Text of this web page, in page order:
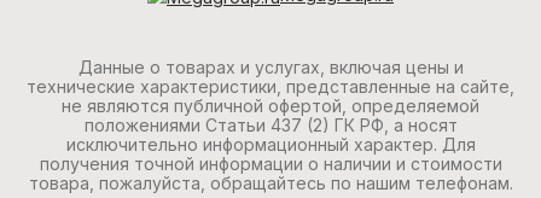
Данные о товарах и услугах, включая цены и
технические характеристики, представленные на сайте,
не являются публичной офертой, определяемой
положениями Статьи 437 (2) ГК РФ, а носят
исключительно информационный характер. Для
получения точной информации о наличии и стоимости
товара, пожалуйста, обращайтесь по нашим телефонам.